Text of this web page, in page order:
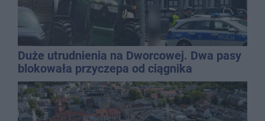
Duże utrudnienia na Dworcowej. Dwa pasy
blokowała przyczepa od ciągnika